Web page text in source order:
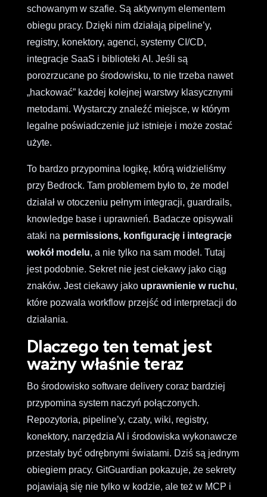
schowanym w szafie. Są aktywnym elementem
obiegu pracy. Dzięki nim działają pipeline’y,
registry, konektory, agenci, systemy CI/CD,
integracje SaaS i biblioteki AI. Jeśli są
porozrzucane po środowisku, to nie trzeba nawet
„hackować” każdej kolejnej warstwy klasycznymi
metodami. Wystarczy znaleźć miejsce, w którym
legalne poświadczenie już istnieje i może zostać
użyte.
To bardzo przypomina logikę, którą widzieliśmy
przy Bedrock. Tam problemem było to, że model
działał w otoczeniu pełnym integracji, guardrails,
knowledge base i uprawnień. Badacze opisywali
ataki na permissions, konfigurację i integracje
wokół modelu, a nie tylko na sam model. Tutaj
jest podobnie. Sekret nie jest ciekawy jako ciąg
znaków. Jest ciekawy jako uprawnienie w ruchu,
które pozwala workflow przejść od interpretacji do
działania.
Dlaczego ten temat jest
ważny właśnie teraz
Bo środowisko software delivery coraz bardziej
przypomina system naczyń połączonych.
Repozytoria, pipeline’y, czaty, wiki, registry,
konektory, narzędzia AI i środowiska wykonawcze
przestały być odrębnymi światami. Dziś są jednym
obiegiem pracy. GitGuardian pokazuje, że sekrety
pojawiają się nie tylko w kodzie, ale też w MCP i